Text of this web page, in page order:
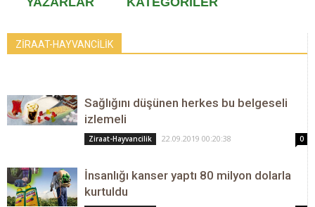
ZİRAAT-HAYVANCİLİK
Sağlığını düşünen herkes bu belgeseli
izlemeli
Ziraat-Hayvancilik 22.09.2019 00:20:38 0
İnsanlığı kanser yaptı 80 milyon dolarla
kurtuldu